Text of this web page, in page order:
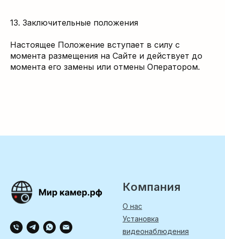
13. Заключительные положения
Настоящее Положение вступает в силу с
момента размещения на Сайте и действует до
момента его замены или отмены Оператором.
Компания
О нас
Установка
видеонаблюдения